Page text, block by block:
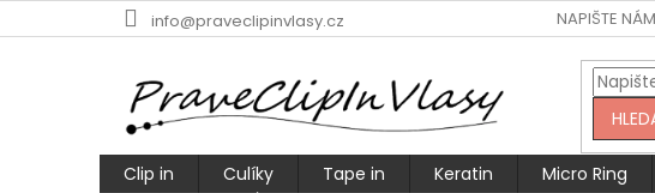
na
info@praveclipinvlasy.cz NAPIŠTE NÁM
Clip in Culíky Tape in Keratin Micro Ring